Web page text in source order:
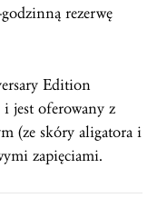
godzinną rezerwę
Edition
i jest oferowany z
(ze skóry aligatora i
zapięciami.